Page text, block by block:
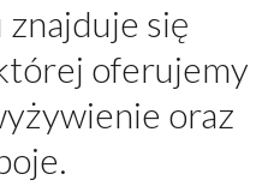
się
oferujemy
oraz